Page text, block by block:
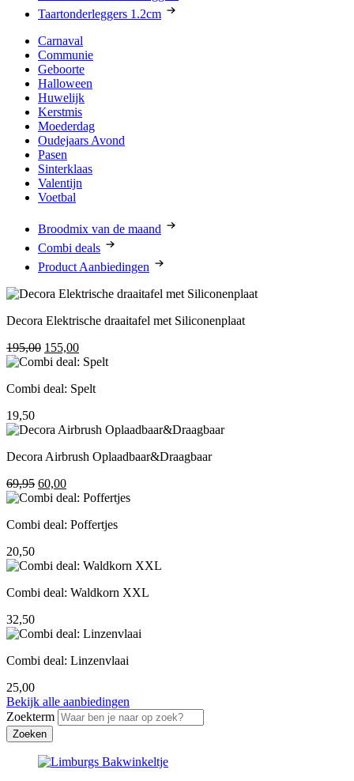
Taartonderleggers 1.2cm
Carnaval
Communie
Geboorte
Halloween
Huwelijk
Kerstmis
Moederdag
Oudejaars Avond
Pasen
Sinterklaas
Valentijn
Voetbal
Broodmix van de maand
Combi deals
Product Aanbiedingen
Decora Elektrische draaitafel met Siliconenplaat
195,00 Oorspronkelijke
prijs
195,00.
155,00Huidige
prijs
155,00.
Combi deal: Spelt
19,50
Decora Airbrush Oplaadbaar&Draagbaar
69,95 Oorspronkelijke
prijs
69,95.
60,00Huidige
prijs
60,00.
Combi deal: Poffertjes
20,50
Combi deal: Waldkorn XXL
32,50
Combi deal: Linzenvlaai
25,00
Bekijk alle aanbiedingen
Zoekterm